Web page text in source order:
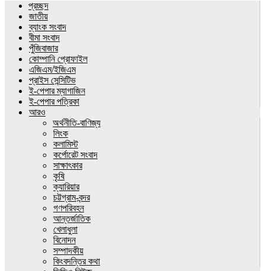
প্রচ্ছদ
জাতীয়
ব্যাংক সংবাদ
বীমা সংবাদ
পুঁজিবাজার
কোম্পানি প্রোফাইল
এজিএম/ইজিএম
প্রাইস সেন্সিটিভ
ই-পেপার ম্যাগাজিন
ই-পেপার পত্রিকা
আরও
অর্থনীতি-বাণিজ্য
লিংক
কলামিস্ট
কর্পোরেট সংবাদ
সাক্ষাৎকার
কৃষি
ক্যারিয়ার
চট্টগ্রাম-বন্দর
গণপরিবহন
আন্তর্জাতিক
খেলাধুলা
বিনোদন
সম্পাদকীয়
কিংবদন্তির কথা